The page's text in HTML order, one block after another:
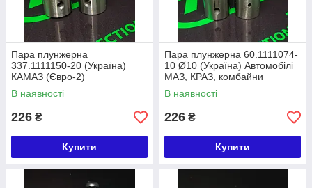
Пара плунжерна
337.1111150-20 (Україна)
КАМАЗ (Євро-2)
В наявності
226 ₴
Купити
Пара плунжерна 60.1111074-
10 Ø10 (Україна) Автомобілі
МАЗ, КРАЗ, комбайни
К700/701
В наявності
226 ₴
Купити